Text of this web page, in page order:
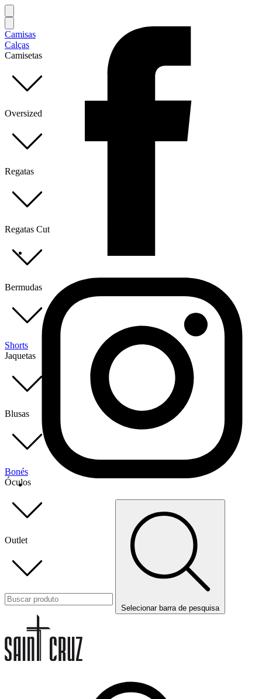
Camisas
Calças
Camisetas
Oversized
Regatas
Regatas Cut
Bermudas
Shorts
Jaquetas
Blusas
Bonés
Óculos
Outlet
Selecionar barra de pesquisa